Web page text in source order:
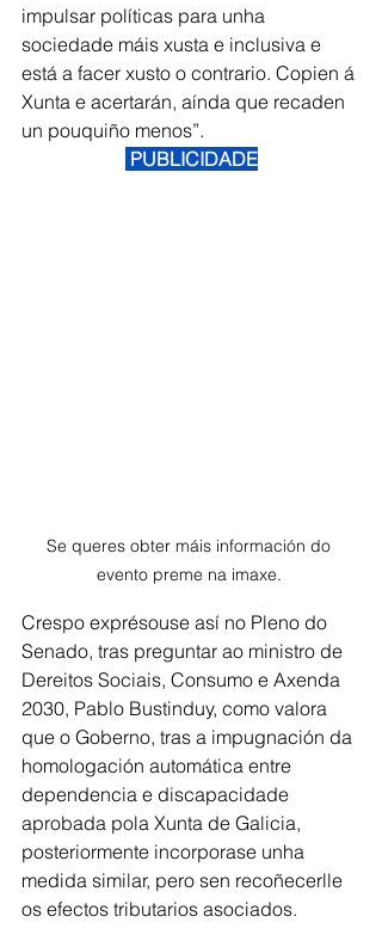
impulsar políticas para unha
sociedade máis xusta e inclusiva e
está a facer xusto o contrario. Copien á
Xunta e acertarán, aínda que recaden
un pouquiño menos”.
PUBLICIDADE
Se queres obter máis información do
evento preme na imaxe.
Crespo exprésouse así no Pleno do
Senado, tras preguntar ao ministro de
Dereitos Sociais, Consumo e Axenda
2030, Pablo Bustinduy, como valora
que o Goberno, tras a impugnación da
homologación automática entre
dependencia e discapacidade
aprobada pola Xunta de Galicia,
posteriormente incorporase unha
medida similar, pero sen recoñecerlle
os efectos tributarios asociados.